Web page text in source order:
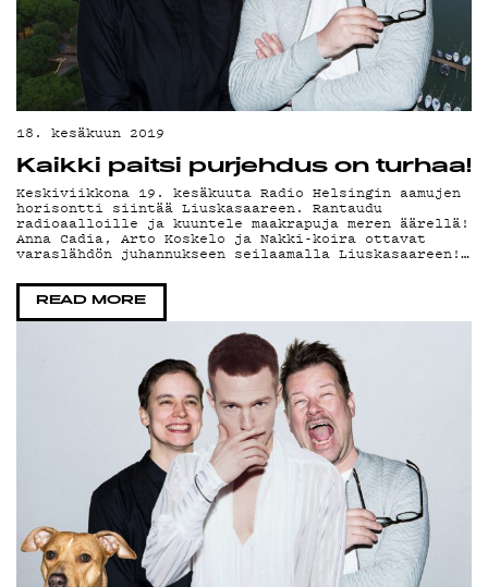
ON-DEMAND
PODCAST
MAINOSTA
G LIVELAB
YSTÄVÄKLUBI
TIETOSUOJA
18. kesäkuun 2019
Kaikki paitsi purjehdus on turhaa!
Keskiviikkona 19. kesäkuuta Radio Helsingin aamujen
horisontti siintää Liuskasaareen. Rantaudu
radioaalloille ja kuuntele maakrapuja meren äärellä!
Anna Cadia, Arto Koskelo ja Nakki-koira ottavat
varaslähdön juhannukseen seilaamalla Liuskasaareen!…
READ MORE